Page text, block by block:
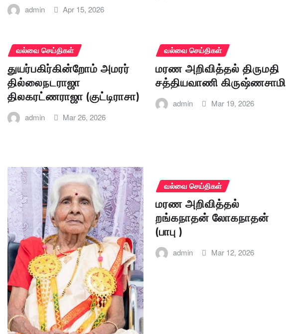
admin Apr 15, 2026
வல்வை செய்திகள்
துயர்பகிர்கின்றோம் அமரர்
தில்லைநடராஜா
திலகரட்ணராஜா (குட்டிராசா)
admin Mar 26, 2026
வல்வை செய்திகள்
மரண அறிவித்தல் திருமதி
சத்தியவாணி கிருஷ்ணசாமி
admin Mar 19, 2026
வல்வை செய்திகள்
மரண அறிவித்தல்
றங்கநாதன் லோகநாதன்
(பாபு )
admin Mar 12, 2026